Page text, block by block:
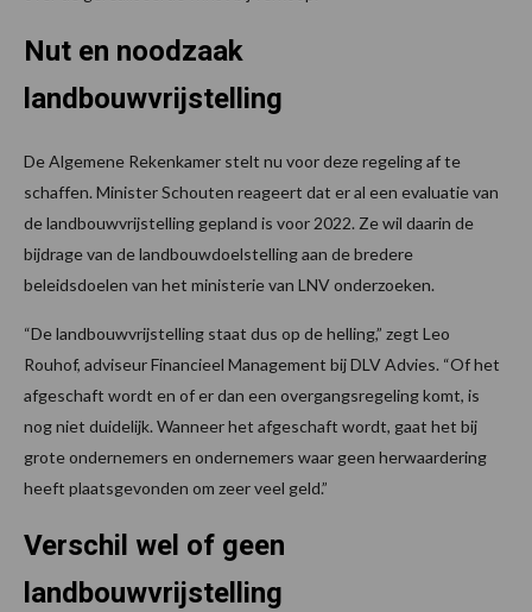
Nut en noodzaak
landbouwvrijstelling
De Algemene Rekenkamer stelt nu voor deze regeling af te
schaffen. Minister Schouten reageert dat er al een evaluatie van
de landbouwvrijstelling gepland is voor 2022. Ze wil daarin de
bijdrage van de landbouwdoelstelling aan de bredere
beleidsdoelen van het ministerie van LNV onderzoeken.
“De landbouwvrijstelling staat dus op de helling,” zegt Leo
Rouhof, adviseur Financieel Management bij DLV Advies. “Of het
afgeschaft wordt en of er dan een overgangsregeling komt, is
nog niet duidelijk. Wanneer het afgeschaft wordt, gaat het bij
grote ondernemers en ondernemers waar geen herwaardering
heeft plaatsgevonden om zeer veel geld.”
Verschil wel of geen
landbouwvrijstelling